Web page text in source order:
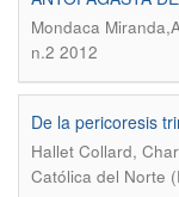
Mondaca
n.2 2012
De la pericoresis
Hallet Collard,
Católica del Norte